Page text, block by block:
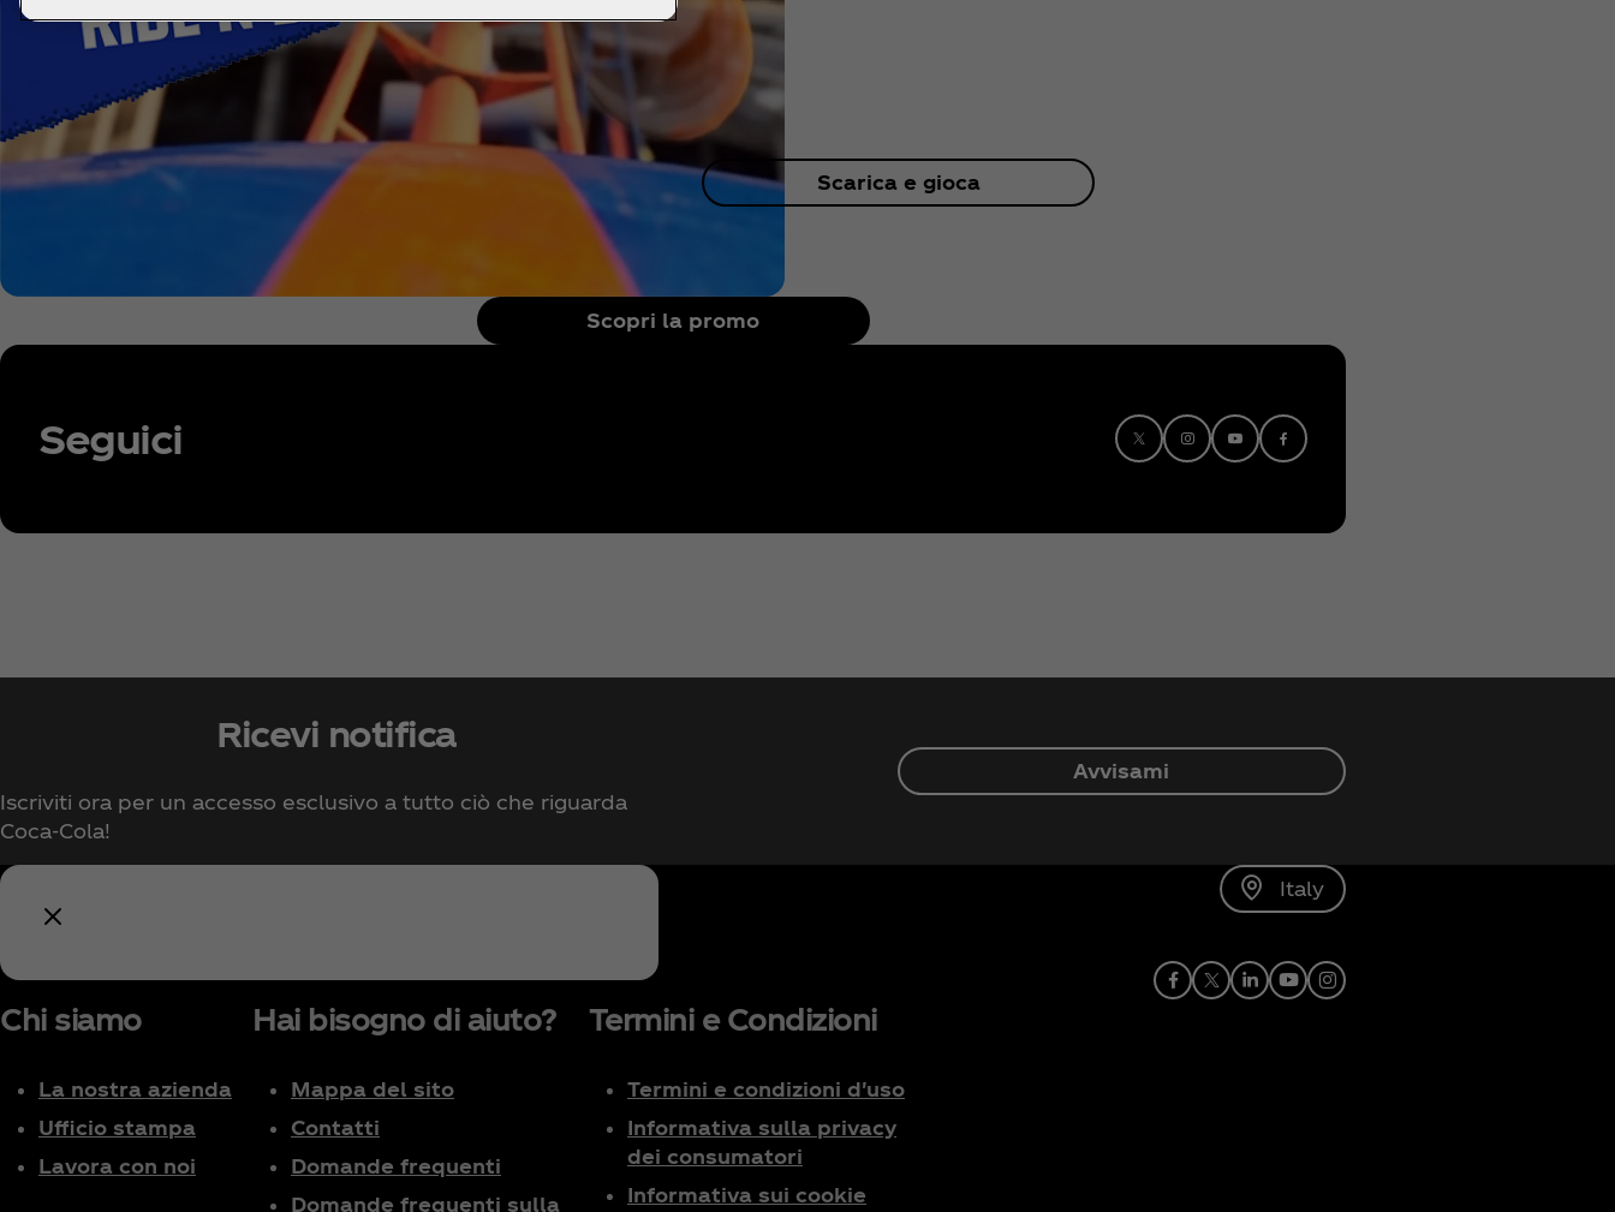
Scarica e gioca
Scopri la promo
Seguici
Ricevi notifica
Iscriviti ora per un accesso esclusivo a tutto ciò che riguarda
Coca‑Cola!
Avvisami
Italy
Chi siamo
La nostra azienda
Ufficio stampa
Lavora con noi
Hai bisogno di aiuto?
Mappa del sito
Contatti
Domande frequenti
Domande frequenti sulla
Termini e Condizioni
Termini e condizioni d'uso
Informativa sulla privacy
dei consumatori
Informativa sui cookie
Facebook
X linkedin
YoutubeInstagram